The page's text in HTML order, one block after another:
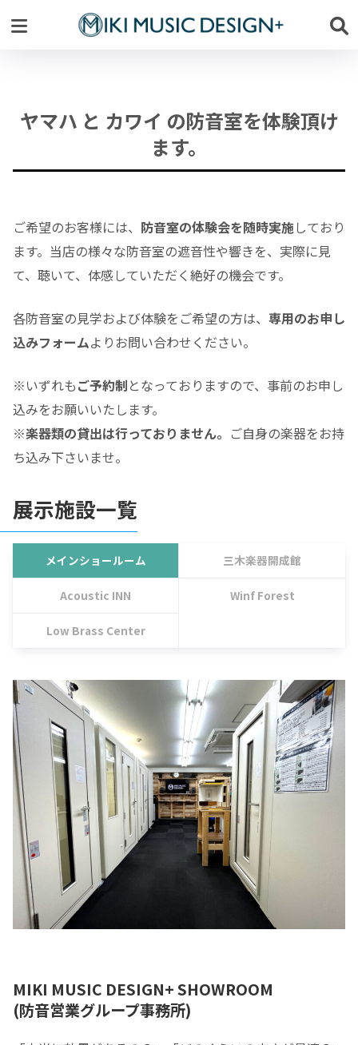
ヤマハ と カワイ の防音室を体験頂け
ます。
ご希望のお客様には、 防音室の体験会を随時実施しており
ます。当店の様々な防音室の遮音性や響きを、実際に見
て、聴いて、体感していただく絶好の機会です。
各防音室の見学および体験をご希望の方は、 専用のお申し
込みフォームよりお問い合わせください。
※いずれもご予約制となっておりますので、事前のお申し
込みをお願いいたします。
※楽器類の貸出は行っておりません。 ご自身の楽器をお持
ち込み下さいませ。
展示施設一覧
メインショールーム 三木楽器開成館
Acoustic INN Winf Forest
Low Brass Center
MIKI MUSIC DESIGN+ SHOWROOM
(防音営業グループ事務所)